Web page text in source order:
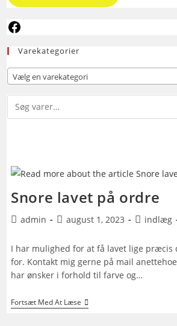
Facebook
Varekategorier
Vælg en varekategori
Snore lavet på ordre
Postadmin
Postaugust 1, 2023
Postindlæg
I har mulighed for at få lavet lige præcis
for. Kontakt mig gerne på mail
har ønsker i forhold til farve og…
Fortsæt Med At Læse Snore
Lavet